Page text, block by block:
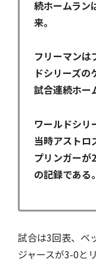
続ホームラン
来。
フリーマンは
ドシリーズ
試合連続ホー
ワールドシリ
当時アストロ
プリンガーが
の記録である。
試合は3回表、ベ
ジャースが3-0と